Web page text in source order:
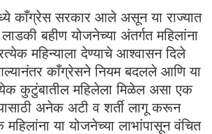
काँग्रेस सरकार आले असून या राज्यात
बहीण योजनेच्या अंतर्गत महिलांना
महिन्याला देण्याचे आश्वासन दिले
काँग्रेसने नियम बदलले आणि या
कुटुंबातील महिलेला मिळेल असा एक
अनेक अटी व शर्ती लागू करून
या योजनेच्या लाभांपासून वंचित